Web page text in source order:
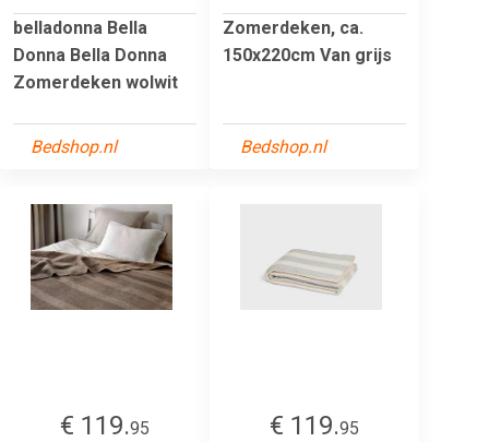
belladonna Bella
Donna Bella Donna
Zomerdeken wolwit
Bedshop.nl
Zomerdeken, ca.
150x220cm Van grijs
Bedshop.nl
€ 119.95 € 119.95